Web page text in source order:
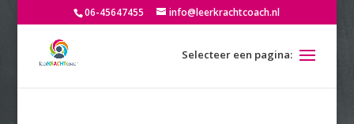
06-45647455 info@leerkrachtcoach.nl